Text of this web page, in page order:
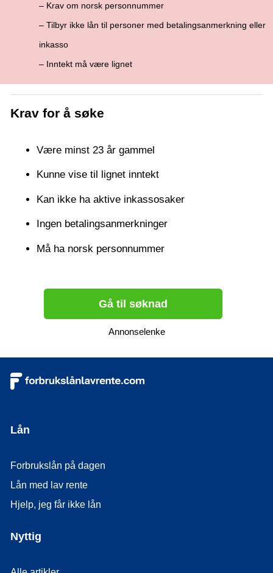
– Krav om norsk personnummer
– Tilbyr ikke lån til personer med betalingsanmerkning eller
inkasso
– Inntekt må være lignet
Krav for å søke
Være minst 23 år gammel
Kunne vise til lignet inntekt
Kan ikke ha aktive inkassosaker
Ingen betalingsanmerkninger
Må ha norsk personnummer
Gå til søknad
Annonselenke
Lån
Forbrukslån på dagen
Lån med lav rente
Hjelp, jeg får ikke lån
Nyttig